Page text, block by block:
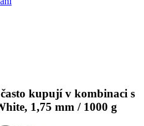
kupují v kombinaci s
1,75 mm / 1000 g